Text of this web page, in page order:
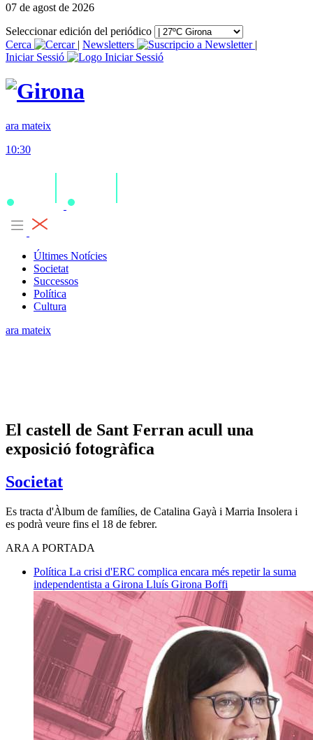
07 de agost de 2026
Seleccionar edición del periódico
Cerca
| Newsletters
|
Iniciar Sessió
ara mateix
10:30
Últimes Notícies
Societat
Successos
Política
Cultura
ara mateix
El castell de Sant Ferran acull una
exposició fotogràfica
Societat
Es tracta d'Àlbum de famílies, de Catalina Gayà i Marria Insolera i
es podrà veure fins el 18 de febrer.
ARA A PORTADA
Política La crisi d'ERC complica encara més repetir la suma
independentista a Girona Lluís Girona Boffi